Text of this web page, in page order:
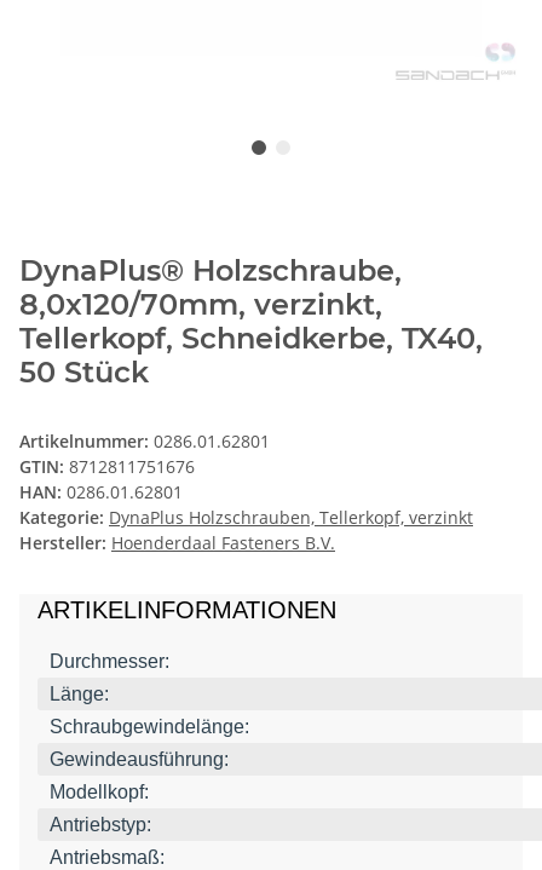
DynaPlus® Holzschraube,
8,0x120/70mm, verzinkt,
Tellerkopf, Schneidkerbe, TX40,
50 Stück
Artikelnummer: 0286.01.62801
GTIN: 8712811751676
HAN: 0286.01.62801
Kategorie: DynaPlus Holzschrauben, Tellerkopf, verzinkt
Hersteller: Hoenderdaal Fasteners B.V.
ARTIKELINFORMATIONEN
Durchmesser:
Länge:
Schraubgewindelänge:
Gewindeausführung:
Modellkopf:
Antriebstyp:
Antriebsmaß: